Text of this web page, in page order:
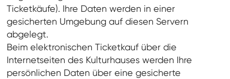
Ticketkäufe). Ihre Daten werden in einer
gesicherten Umgebung auf diesen Servern
abgelegt.
Beim elektronischen Ticketkauf über die
Internetseiten des Kulturhauses werden Ihre
persönlichen Daten über eine gesicherte